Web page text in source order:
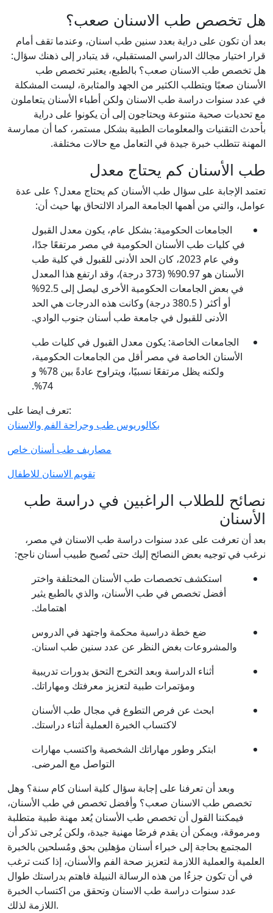
هل تخصص طب الاسنان صعب؟
بعد أن تكون على دراية بعدد سنين طب اسنان، وعندما تقف أمام
قرار اختيار مجالك الدراسي المستقبلي، قد يتبادر إلى ذهنك سؤال:
هل تخصص طب الاسنان صعب؟ بالطبع، يعتبر تخصص طب
الأسنان صعبًا ويتطلب الكثير من الجهد والمثابرة، ليست المشكلة
في عدد سنوات دراسة طب الاسنان ولكن أطباء الأسنان يتعاملون
مع تحديات صحية متنوعة ويحتاجون إلى أن يكونوا على دراية
بأحدث التقنيات والمعلومات الطبية بشكل مستمر، كما أن ممارسة
المهنة تتطلب خبرة جيدة في التعامل مع حالات مختلفة.
طب الأسنان كم يحتاج معدل
تعتمد الإجابة على سؤال طب الأسنان كم يحتاج معدل؟ على عدة
عوامل، والتي من أهمها الجامعة المراد الالتحاق بها حيث أن:
الجامعات الحكومية: بشكل عام، يكون معدل القبول
في كليات طب الأسنان الحكومية في مصر مرتفعًا جدًا،
وفي عام 2023، كان الحد الأدنى للقبول في كلية طب
الأسنان هو 90.97% (373 درجة)، وقد ارتفع هذا المعدل
في بعض الجامعات الحكومية الأخرى ليصل إلى 92.5%
أو أكثر ( 380.5 درجة) وكانت هذه الدرجات هي الحد
الأدنى للقبول في جامعة طب أسنان جنوب الوادي.
الجامعات الخاصة: يكون معدل القبول في كليات طب
الأسنان الخاصة في مصر أقل من الجامعات الحكومية،
ولكنه يظل مرتفعًا نسبيًا، ويتراوح عادةً بين 78% و
74%.
تعرف ايضا على:
بكالوريوس طب وجراحة الفم والاسنان
مصاريف طب أسنان خاص
تقويم الاسنان للاطفال
نصائح للطلاب الراغبين في دراسة طب
الأسنان
بعد أن تعرفت على عدد سنوات دراسة طب الاسنان في مصر،
نرغب في توجيه بعض النصائح إليك حتى تُصبح طبيب أسنان ناجح:
استكشف تخصصات طب الأسنان المختلفة واختر
أفضل تخصص في طب الأسنان، والذي بالطبع يثير
اهتمامك.
ضع خطة دراسية محكمة واجتهد في الدروس
والمشروعات بغض النظر عن عدد سنين طب اسنان.
أثناء الدراسة وبعد التخرج التحق بدورات تدريبية
ومؤتمرات طبية لتعزيز معرفتك ومهاراتك.
ابحث عن فرص التطوع في مجال طب الأسنان
لاكتساب الخبرة العملية أثناء دراستك.
ابتكر وطور مهاراتك الشخصية واكتسب مهارات
التواصل مع المرضى.
وبعد أن تعرفنا على إجابة سؤال كلية اسنان كام سنة؟ وهل
تخصص طب الاسنان صعب؟ وأفضل تخصص في طب الأسنان،
فيمكننا القول أن تخصص طب الأسنان يُعد مهنة طبية متطلبة
ومرموقة، ويمكن أن يقدم فرصًا مهنية جيدة، ولكن يُرجى تذكر أن
المجتمع بحاجة إلى خبراء أسنان مؤهلين بحق ومُسلحين بالخبرة
العلمية والعملية اللازمة لتعزيز صحة الفم والأسنان، إذا كنت ترغب
في أن تكون جزءُا من هذه الرسالة النبيلة فاهتم بدراستك طوال
عدد سنوات دراسة طب الاسنان وتحقق من اكتساب الخبرة
اللازمة لذلك.